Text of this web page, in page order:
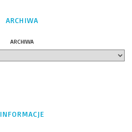
ARCHIWA
ARCHIWA
INFORMACJE